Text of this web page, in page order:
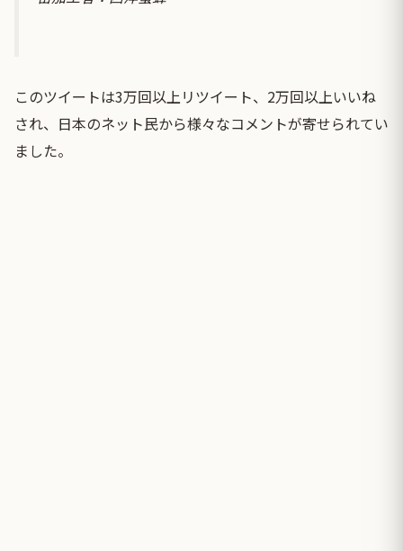
このツイートは3万回以上リツイート、2万回以上いいね
され、日本のネット民から様々なコメントが寄せられてい
ました。